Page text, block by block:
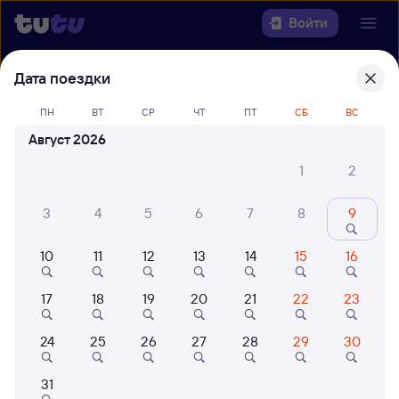
Войти
Выберите день, чтобы найти
билеты Куйтун — Мысовая
Откуда
Кто едет
Найти поезда
Дата поездки
ПН ВТ СР ЧТ ПТ СБ ВС
Август 2026
1
2
3 4 5 6 7 8 9
10 11 12 13 14 15 16
17 18 19 20 21 22 23
24 25 26 27 28 29 30
31